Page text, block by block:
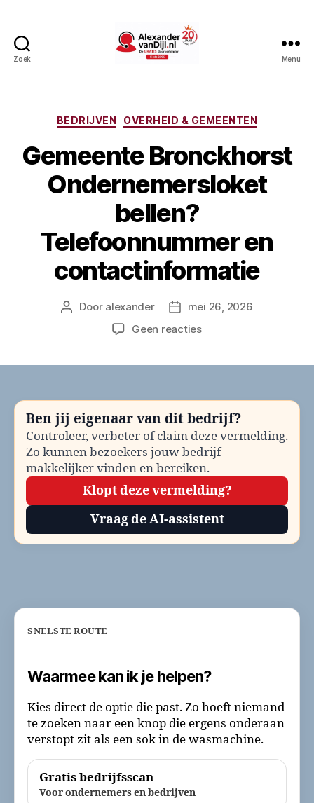
Zoek Menu
Categorieën
BEDRIJVEN OVERHEID & GEMEENTEN
Gemeente Bronckhorst
Ondernemersloket
bellen?
Telefoonnummer en
contactinformatie
Berichtauteur
Door alexander Berichtdatum
mei 26, 2026
Geen reactiesop
Telefoonnummer
en
contactinformatie
Ben jij eigenaar van dit bedrijf?
Controleer, verbeter of claim deze vermelding.
Zo kunnen bezoekers jouw bedrijf
makkelijker vinden en bereiken.
Klopt deze vermelding?
Vraag de AI-assistent
SNELSTE ROUTE
Waarmee kan ik je helpen?
Kies direct de optie die past. Zo hoeft niemand
te zoeken naar een knop die ergens onderaan
verstopt zit als een sok in de wasmachine.
Gratis bedrijfsscan
Voor ondernemers en bedrijven